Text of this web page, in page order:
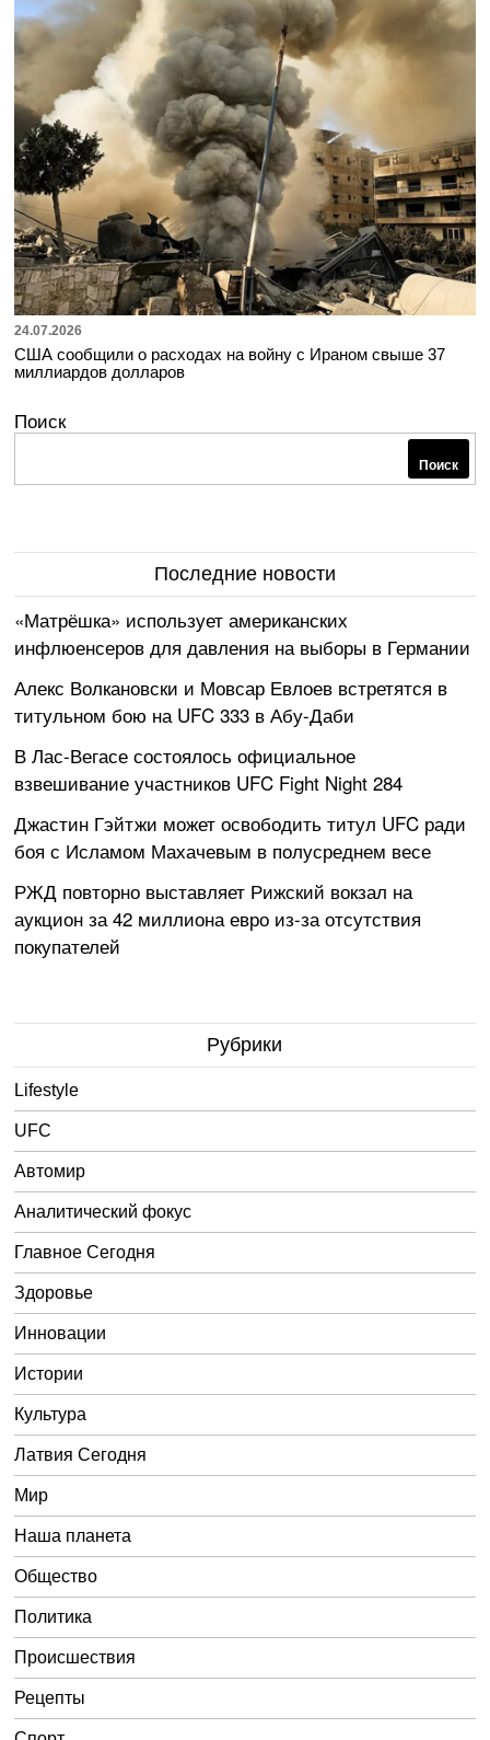
24.07.2026
США сообщили о расходах на войну с Ираном свыше 37
миллиардов долларов
Поиск
Поиск
Последние новости
«Матрёшка» использует американских
инфлюенсеров для давления на выборы в Германии
Алекс Волкановски и Мовсар Евлоев встретятся в
титульном бою на UFC 333 в Абу-Даби
В Лас-Вегасе состоялось официальное
взвешивание участников UFC Fight Night 284
Джастин Гэйтжи может освободить титул UFC ради
боя с Исламом Махачевым в полусреднем весе
РЖД повторно выставляет Рижский вокзал на
аукцион за 42 миллиона евро из-за отсутствия
покупателей
Рубрики
Lifestyle
UFC
Автомир
Аналитический фокус
Главное Сегодня
Здоровье
Инновации
Истории
Культура
Латвия Сегодня
Мир
Наша планета
Общество
Политика
Происшествия
Рецепты